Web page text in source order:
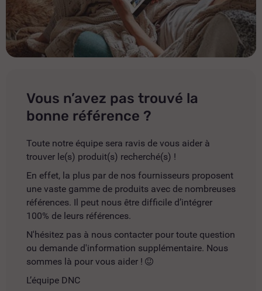
Vous n’avez pas trouvé la
bonne référence ?
Toute notre équipe sera ravis de vous aider à
trouver le(s) produit(s) recherché(s) !
En effet, la plus par de nos fournisseurs proposent
une vaste gamme de produits avec de nombreuses
références. Il peut nous être difficile d’intégrer
100% de leurs références.
N'hésitez pas à nous contacter pour toute question
ou demande d'information supplémentaire. Nous
sommes là pour vous aider !
L’équipe DNC